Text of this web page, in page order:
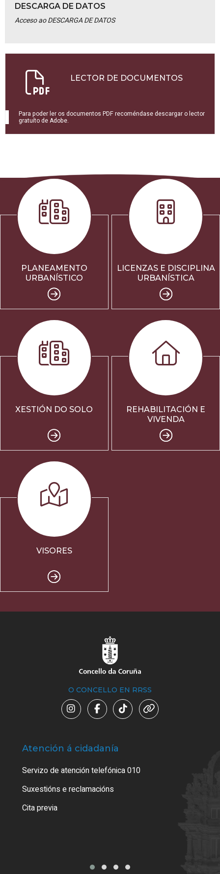
DESCARGA DE DATOS
Acceso ao DESCARGA DE DATOS
LECTOR DE DOCUMENTOS
Para poder ler os documentos PDF recoméndase descargar o lector
gratuíto de Adobe.
PLANEAMENTO
URBANÍSTICO
LICENZAS E DISCIPLINA
URBANÍSTICA
XESTIÓN DO SOLO
REHABILITACIÓN E
VIVENDA
VISORES
O CONCELLO EN RRSS
Atención á cidadanía
Servizo de atención telefónica 010
Suxestións e reclamacións
Cita previa